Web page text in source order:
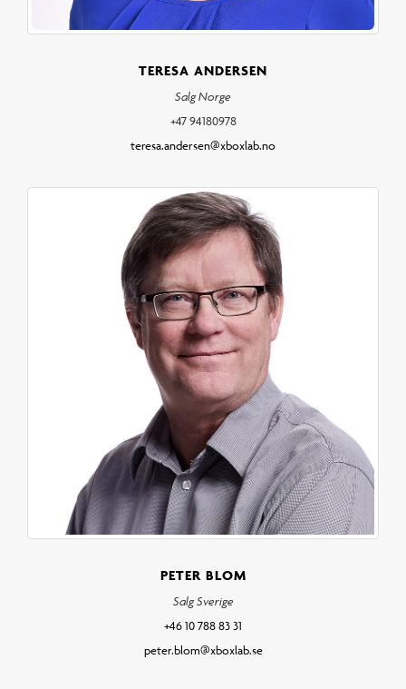
TERESA ANDERSEN
Salg Norge
+47 94180978
teresa.andersen@xboxlab.no
PETER BLOM
Salg Sverige
+46 10 788 83 31
peter.blom@xboxlab.se